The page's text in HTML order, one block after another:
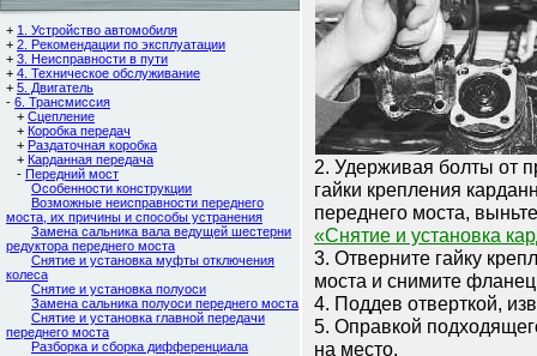
+ 1. Устройство автомобиля
+ 2. Рекомендации по эксплуатации
+ 3. Неисправности в пути
+ 4. Техническое обслуживание
+ 5. Двигатель
- 6. Трансмиссия
+ Сцепление
+ Коробка передач
+ Раздаточная коробка
+ Карданная передача
- Передний мост
Особенности конструкции
Возможные неисправности переднего
моста, их причины и способы устранения
Замена сальника вала ведущей шестерни
редуктора переднего моста
Снятие и установка муфты отключения
колеса
Снятие и установка полуоси
Замена сальника полуоси переднего моста
Снятие и установка главной передачи
переднего моста
Разборка и сборка дифференциала
2. Удерживая болты от
гайки крепления
переднего моста,
«Снятие и установка
3. Отверните гайку
моста и снимите
4. Поддев отверткой,
5. Оправкой
на место.